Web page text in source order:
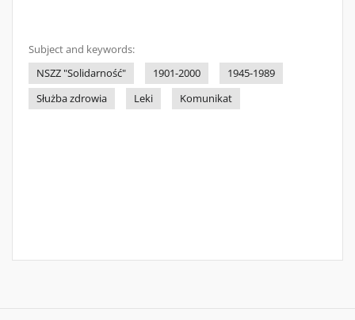
Subject and keywords:
NSZZ "Solidarność"
1901-2000
1945-1989
Służba zdrowia
Leki Komunikat